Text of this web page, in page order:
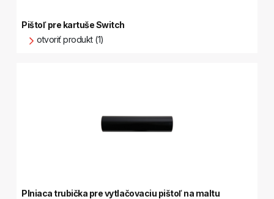
Pištoľ pre kartuše Switch
otvoriť produkt (1)
Plniaca trubička pre vytlačovaciu pištoľ na maltu